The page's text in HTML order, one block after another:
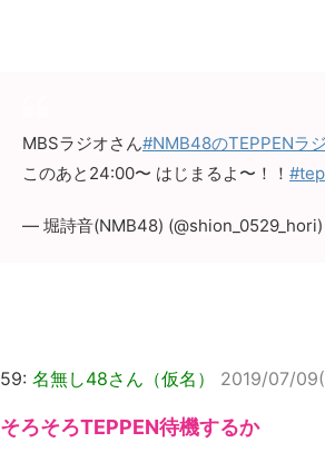
MBSラジオさん#NMB48のTEPPENラ
このあと24:00〜 はじまるよ〜！！
— 堀詩音(NMB48) (@shion_0529_hori)
59: 名無し48さん（仮名） 2019/07/
そろそろTEPPEN待機するか